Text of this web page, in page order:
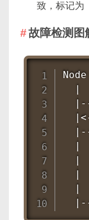
致，标记为
故障检测图
|
|
|
|
|